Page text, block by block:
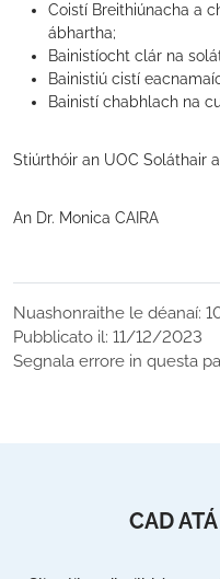
Coistí Breithiúnacha a
ábhartha;
Bainistíocht clár na
Bainistiú cistí
Bainistí chabhlach na
Stiúrthóir an UOC Soláthair
An Dr. Monica CAIRA
Nuashonraithe le déanaí:
Pubblicato il: 11/12/2023
Segnala errore in questa
CAD